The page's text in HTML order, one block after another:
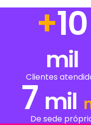
+14
mil
Clientes
7 mil
De sede